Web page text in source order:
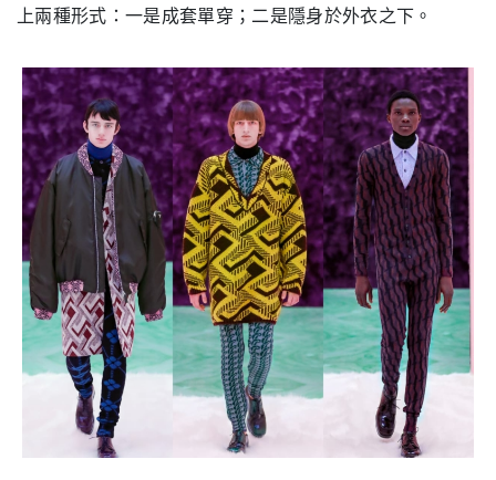
上兩種形式：一是成套單穿；二是隱身於外衣之下。